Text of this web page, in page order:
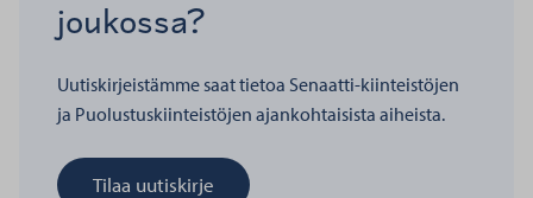
joukossa?
Uutiskirjeistämme saat tietoa Senaatti-kiinteistöjen
ja Puolustuskiinteistöjen ajankohtaisista aiheista.
Tilaa uutiskirje